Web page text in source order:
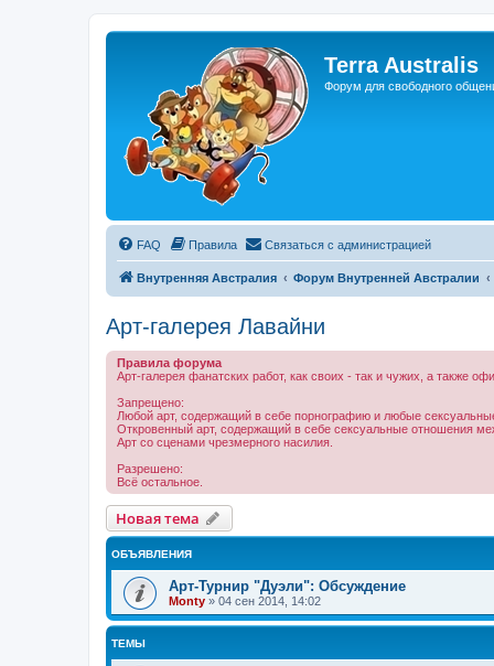
Terra Australis
Форум для свободного
FAQ Правила Связаться с администрацией
Внутренняя Австралия Форум Внутренней Австралии
Арт-галерея Лавайни
Правила форума
Арт-галерея фанатских работ, как своих - так и чужих, а также
Запрещено:
Любой арт, содержащий в себе порнографию и любые
Откровенный арт, содержащий в себе сексуальные отношения
Арт со сценами чрезмерного насилия.
Разрешено:
Всё остальное.
Новая тема
Новаятема
ОБЪЯВЛЕНИЯ
Арт-Турнир "Дуэли": Обсуждение
Monty » 04 сен 2014, 14:02
ТЕМЫ